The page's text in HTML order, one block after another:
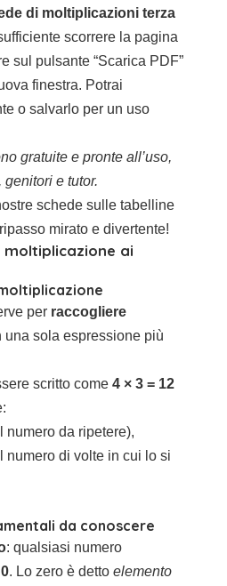
di moltiplicazioni terza
scorrere la pagina
sul pulsante “Scarica PDF”
finestra. Potrai
o salvarlo per un uso
gratuite e pronte all’uso,
e tutor.
schede sulle tabelline
mirato e divertente!
ai
per raccogliere
una sola espressione più
scritto come 4 × 3 = 12
numero da ripetere),
numero di volte in cui lo si
da conoscere
: qualsiasi numero
0. Lo zero è detto elemento